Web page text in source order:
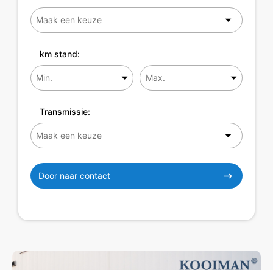
km stand:
Transmissie:
Door naar contact